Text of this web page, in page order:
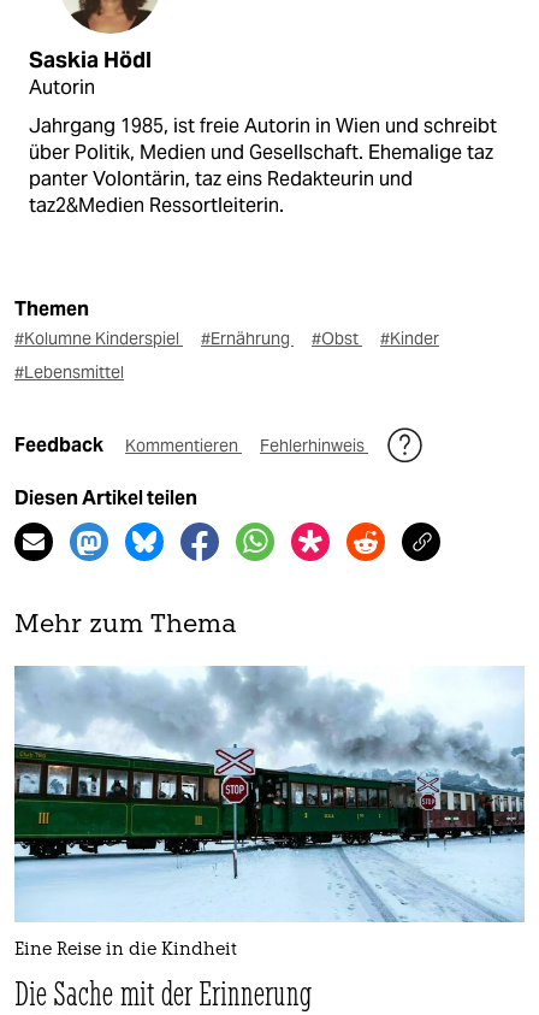
Saskia Hödl
Autorin
Jahrgang 1985, ist freie Autorin in Wien und schreibt
über Politik, Medien und Gesellschaft. Ehemalige taz
panter Volontärin, taz eins Redakteurin und
taz2&Medien Ressortleiterin.
Themen
#Kolumne Kinderspiel #Ernährung #Obst
#Kinder
#Lebensmittel
Feedback Kommentieren Fehlerhinweis
Diesen Artikel teilen
Mehr zum Thema
Eine Reise in die Kindheit
Die Sache mit der Erinnerung